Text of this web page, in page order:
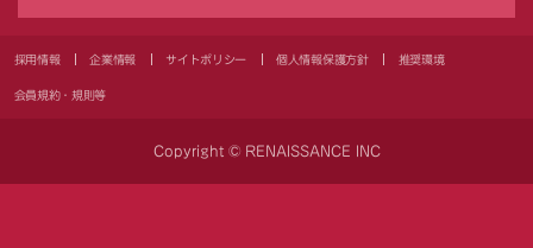
採用情報 企業情報 サイトポリシー 個人情報保護方針 推奨環境
会員規約・規則等
Copyright © RENAISSANCE INC